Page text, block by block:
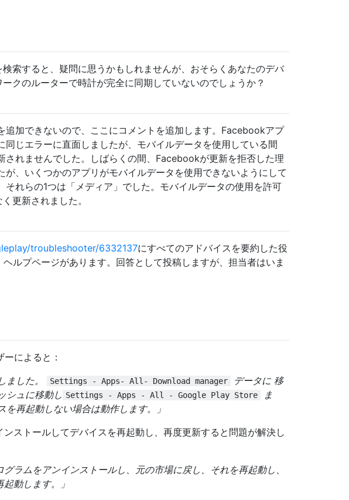
検索すると、疑問に思うかもしれませんが、おそらくあなたのデバ
クのルーターで時計が完全に同期していないのでしょうか？
追加できないので、ここにコメントを追加します。Facebookアプ
同じエラーに直面しましたが、モバイルデータを使用している間
されませんでした。しばらくの間、Facebookが更新を拒否した理
が、いくつかのアプリがモバイルデータを使用できないようにして
それらの1つは「メディア」でした。モバイルデータの使用を許可
更新されました。
troubleshooter/6332137にすべてのアドバイスを要約した役
ルプページがあります。回答として投稿しますが、担当者はいま
ーによると：
した。
Settings - Apps- All- Download manager データに 移
シュに移動し Settings - Apps - All - Google Play Store
ま
再起動しない場合は動作します。」
ストールしてデバイスを再起動し、再度更新すると問題が解決し
ラムをアンインストールし、元の市場に戻し、それを再起動し、
動します。」